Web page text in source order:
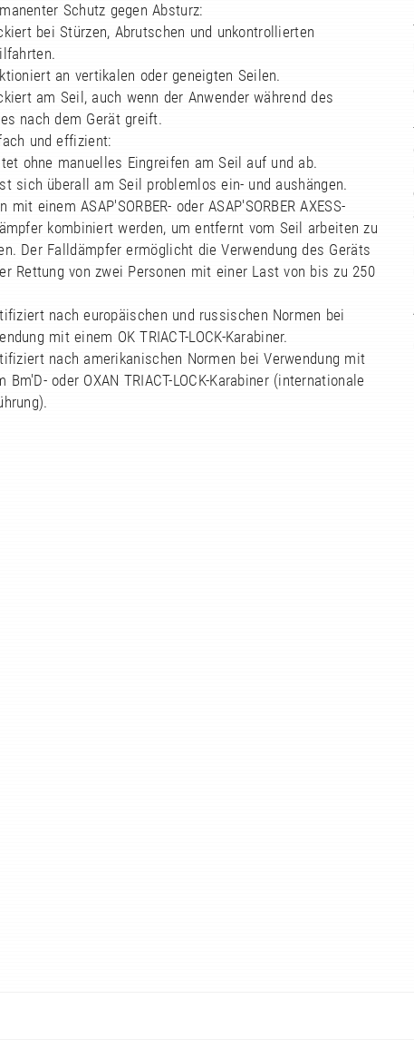
Schutz gegen Absturz:
bei Stürzen, Abrutschen und unkontrollierten
an vertikalen oder geneigten Seilen.
am Seil, auch wenn der Anwender während des
nach dem Gerät greift.
und effizient:
ohne manuelles Eingreifen am Seil auf und ab.
sich überall am Seil problemlos ein- und aushängen.
mit einem ASAP'SORBER- oder ASAP'SORBER AXESS-
kombiniert werden, um entfernt vom Seil arbeiten zu
Der Falldämpfer ermöglicht die Verwendung des Geräts
Rettung von zwei Personen mit einer Last von bis zu 250
nach europäischen und russischen Normen bei
mit einem OK TRIACT-LOCK-Karabiner.
nach amerikanischen Normen bei Verwendung mit
Bm'D- oder OXAN TRIACT-LOCK-Karabiner (internationale